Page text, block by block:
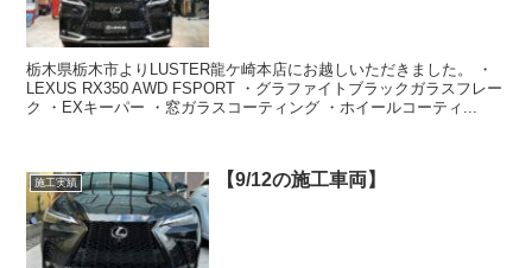
栃木県栃木市よりLUSTER龍ケ崎本店にお越しいただきました。 ・
LEXUS RX350 AWD FSPORT ・グラファイトブラックガラスフレー
ク ・EXキーパー ・窓ガラスコーティング ・ホイールコーティ...
施工実績 【9/12の施工車両】